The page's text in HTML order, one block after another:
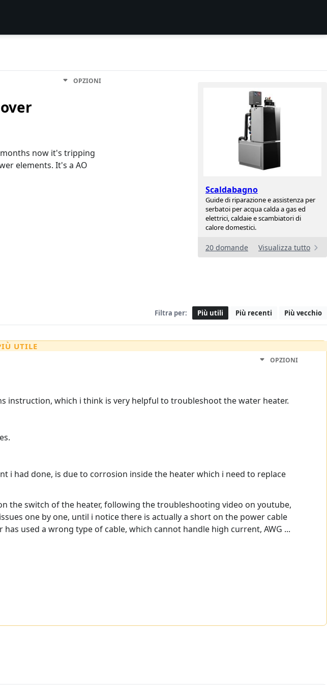
Scaldabagno
Guide di riparazione e assistenza per
serbatoi per acqua calda a gas ed
elettrici, caldaie e scambiatori di
calore domestici.
20 domande Visualizza tutto
OPZIONI
now it's tripping
elements. It's a AO
Filtra per: Più utili Più recenti Più vecchio
UTILE
OPZIONI
instruction, which i think is very helpful to troubleshoot the water heater.
i had done, is due to corrosion inside the heater which i need to replace
the switch of the heater, following the troubleshooting video on youtube,
one by one, until i notice there is actually a short on the power cable
used a wrong type of cable, which cannot handle high current, AWG ...